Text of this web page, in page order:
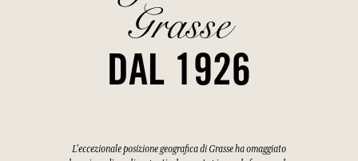
Grasse
DAL 1926
L'eccezionale posizione geografica di Grasse ha omaggiato